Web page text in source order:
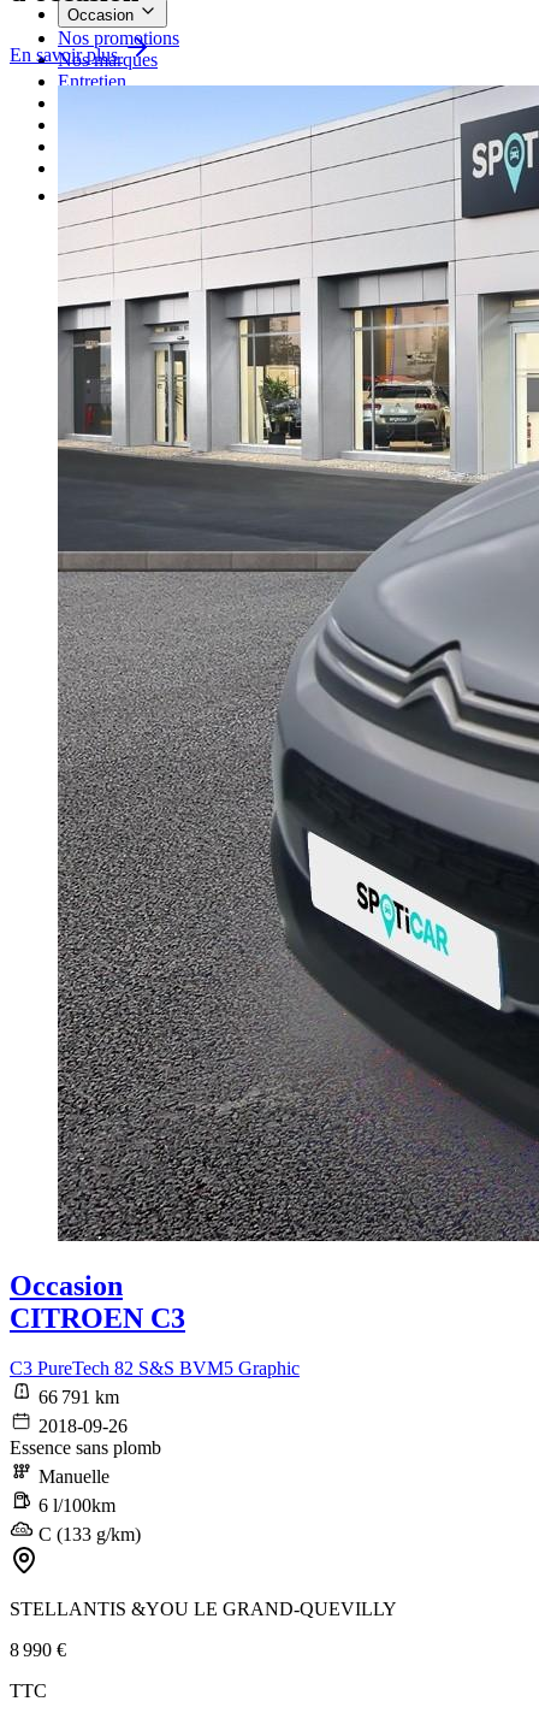
Occasion
Nos promotions
Nos marques
Entretien
Nous rejoindre
Plus
En savoir plus
Occasion
CITROEN C3
C3 PureTech 82 S&S BVM5 Graphic
66 791 km
2018-09-26
Essence sans plomb
Manuelle
6 l/100km
C (133 g/km)
STELLANTIS &YOU LE GRAND-QUEVILLY
8 990 €
TTC